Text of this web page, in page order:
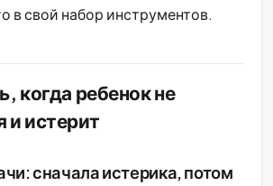
в свой набор инструментов.
когда ребенок не
и истерит
сначала истерика, потом